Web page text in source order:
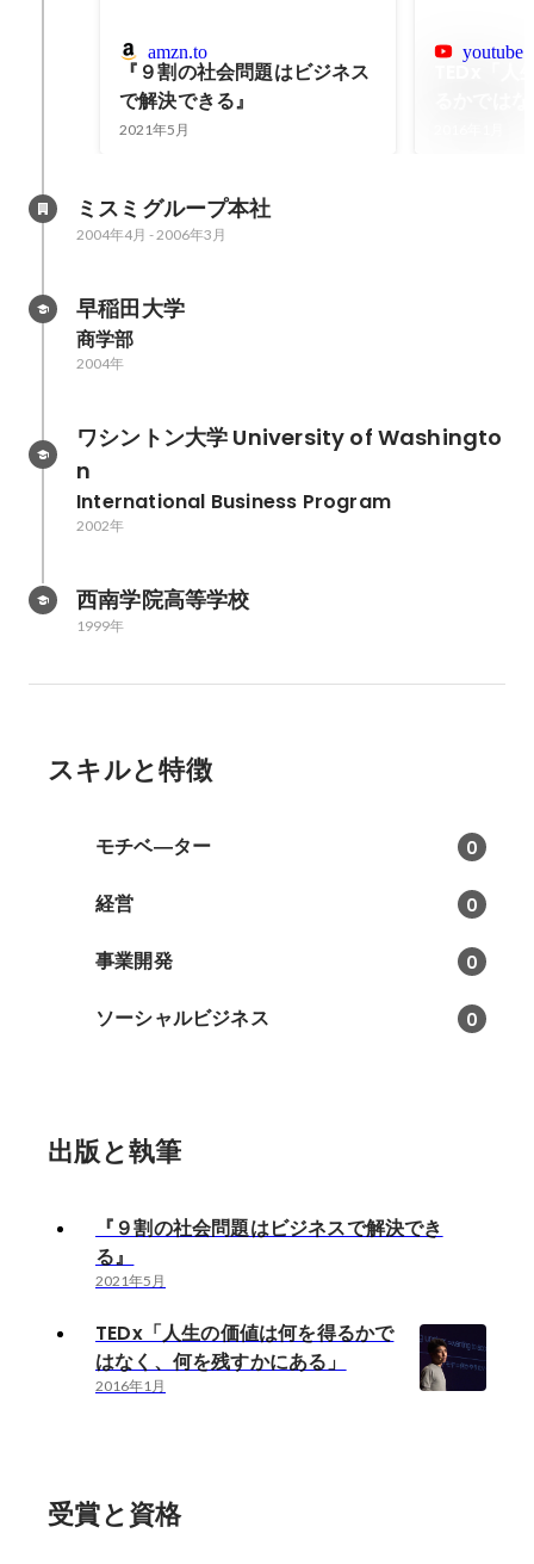
amzn.to
『９割の社会問題はビジネス
で解決できる』
2021年5月
ミスミグループ本社
2004年4月 -2006年3月
早稲田大学
商学部
2004年
ワシントン大学 University of Washingto
n
International Business Program
2002年
西南学院高等学校
1999年
スキルと特徴
モチベ―ター 0
経営 0
事業開発 0
ソーシャルビジネス 0
出版と執筆
『９割の社会問題はビジネスで解決でき
る』
2021年5月
TEDx「人生の価値は何を得るかで
はなく、何を残すかにある」
2016年1月
受賞と資格